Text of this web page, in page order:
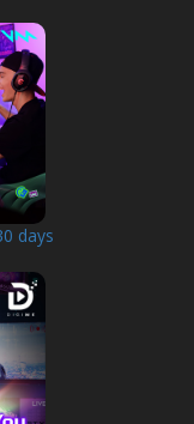
days